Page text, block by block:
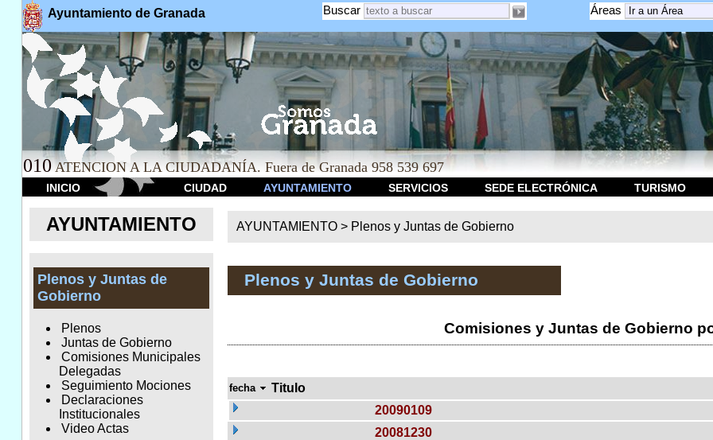
Ayuntamiento de Granada Áreas
Buscar
010 ATENCION A LA CIUDADANÍA. Fuera de Granada 958 539 697
INICIO CIUDAD AYUNTAMIENTO SERVICIOS SEDE ELECTRÓNICA TURISMO
AYUNTAMIENTO
Plenos y Juntas de
Gobierno
Plenos
Juntas de Gobierno
Comisiones Municipales
Delegadas
Seguimiento Mociones
Declaraciones
Institucionales
Video Actas
AYUNTAMIENTO > Plenos y Juntas de Gobierno
Plenos y Juntas de Gobierno
Comisiones y Juntas de Gobierno
fecha Titulo
20090109
20081230